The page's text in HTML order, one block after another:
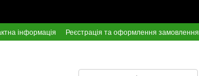
інформація
Реєстрація та оформлення замовлення